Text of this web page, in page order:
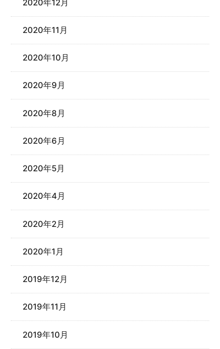
2020年12月
2020年11月
2020年10月
2020年9月
2020年8月
2020年6月
2020年5月
2020年4月
2020年2月
2020年1月
2019年12月
2019年11月
2019年10月